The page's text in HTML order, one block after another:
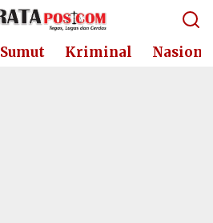
Sumut Kriminal